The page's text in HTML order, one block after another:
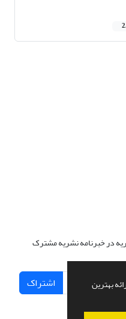
بهترین
در خبرنامه نشریه مشترک
اشتراک